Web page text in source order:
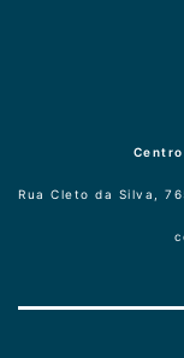
Rua Cleto da Silva,